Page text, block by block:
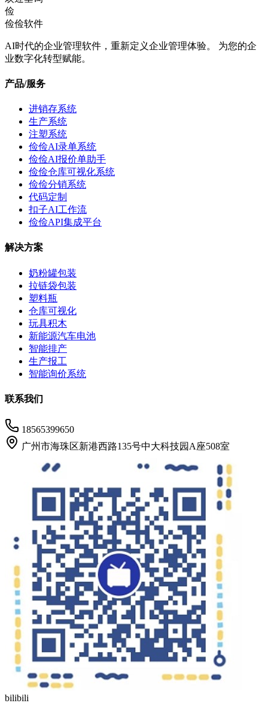
俭
俭俭软件
AI时代的企业管理软件，重新定义企业管理体验。 为您的企
业数字化转型赋能。
产品/服务
进销存系统
生产系统
注塑系统
俭俭AI录单系统
俭俭AI报价单助手
俭俭仓库可视化系统
俭俭分销系统
代码定制
扣子AI工作流
俭俭API集成平台
解决方案
奶粉罐包装
拉链袋包装
塑料瓶
仓库可视化
玩具积木
新能源汽车电池
智能排产
生产报工
智能询价系统
联系我们
18565399650
广州市海珠区新港西路135号中大科技园A座508室
bilibili